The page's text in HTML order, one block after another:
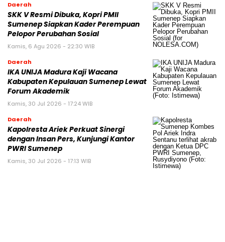
Daerah
SKK V Resmi Dibuka, Kopri PMII
Sumenep Siapkan Kader Perempuan
Pelopor Perubahan Sosial
Kamis, 6 Agu 2026 - 22:30 WIB
Daerah
IKA UNIJA Madura Kaji Wacana
Kabupaten Kepulauan Sumenep Lewat
Forum Akademik
Kamis, 30 Jul 2026 - 17:24 WIB
Daerah
Kapolresta Ariek Perkuat Sinergi
dengan Insan Pers, Kunjungi Kantor
PWRI Sumenep
Kamis, 30 Jul 2026 - 17:13 WIB